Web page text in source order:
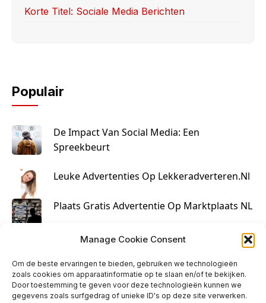
Manage Cookie Consent
Om de beste ervaringen te bieden, gebruiken we technologieën
zoals cookies om apparaatinformatie op te slaan en/of te bekijken.
Door toestemming te geven voor deze technologieën kunnen we
gegevens zoals surfgedrag of unieke ID's op deze site verwerken.
Korte Titel: Sociale Media Berichten
Populair
De Impact Van Social Media: Een
Spreekbeurt
Leuke Advertenties Op Lekkeradverteren.nl
Plaats Gratis Advertentie Op Marktplaats NL
Kruisbestuiving Voor Succesvolle Marketing